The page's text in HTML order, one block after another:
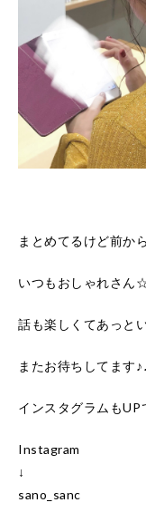
まとめてるけど前か
いつもおしゃれさん
話も楽しくてあっと
またお待ちしてます
インスタグラムもUP
Instagram
↓
sano_sanc